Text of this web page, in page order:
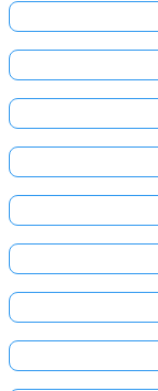
問
提
您
第
個
題